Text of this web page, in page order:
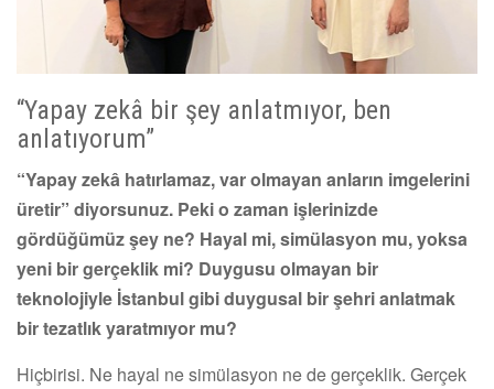
“Yapay zekâ bir şey anlatmıyor, ben
anlatıyorum”
“Yapay zekâ hatırlamaz, var olmayan anların imgelerini
üretir” diyorsunuz. Peki o zaman işlerinizde
gördüğümüz şey ne? Hayal mi, simülasyon mu, yoksa
yeni bir gerçeklik mi? Duygusu olmayan bir
teknolojiyle İstanbul gibi duygusal bir şehri anlatmak
bir tezatlık yaratmıyor mu?
Hiçbirisi. Ne hayal ne simülasyon ne de gerçeklik. Gerçek